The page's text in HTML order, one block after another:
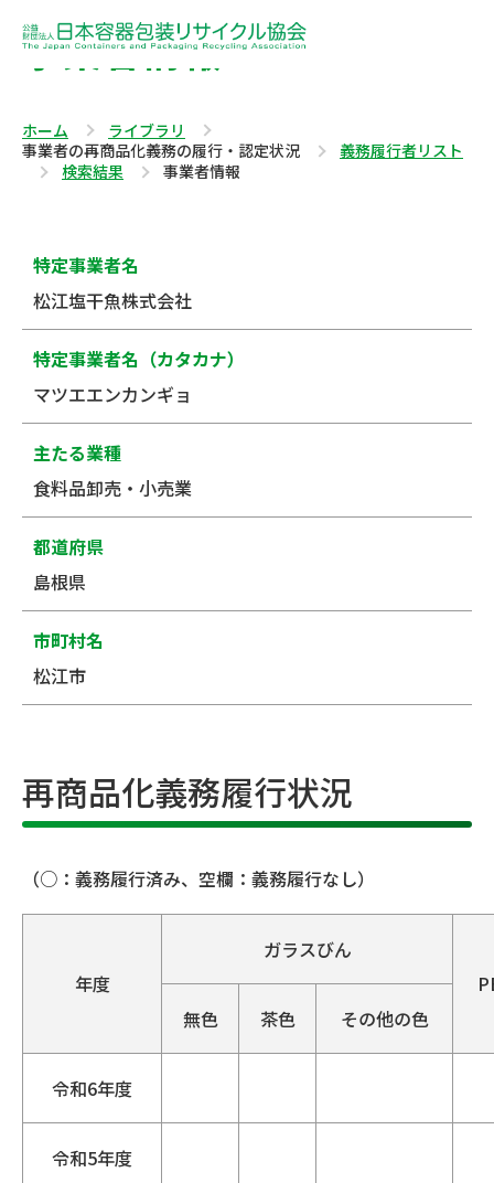
事業者情報
ホーム
ライブラリ
事業者の再商品化義務の履行・認定状況
義務履行者リスト
検索結果
事業者情報
特定事業者名
松江塩干魚株式会社
特定事業者名（カタカナ）
マツエエンカンギョ
主たる業種
食料品卸売・小売業
都道府県
島根県
市町村名
松江市
再商品化義務履行状況
（○：義務履行済み、空欄：義務履行なし）
年度
ガラスびん
無色
茶色 その他の色
令和6年度
令和5年度